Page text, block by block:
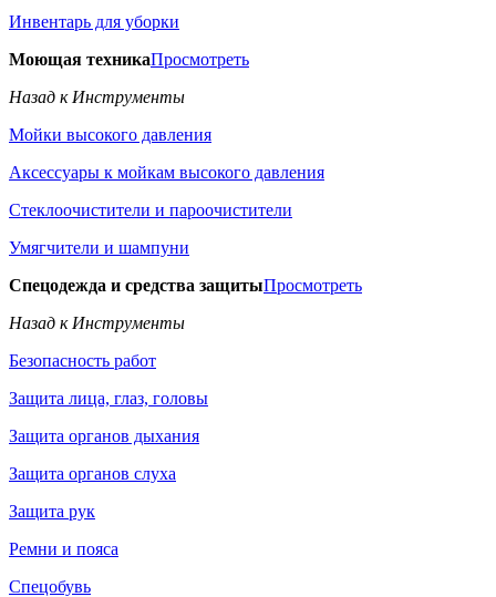
Инвентарь для уборки
Моющая техникаПросмотреть
Назад к Инструменты
Мойки высокого давления
Аксессуары к мойкам высокого давления
Стеклоочистители и пароочистители
Умягчители и шампуни
Спецодежда и средства защитыПросмотреть
Назад к Инструменты
Безопасность работ
Защита лица, глаз, головы
Защита органов дыхания
Защита органов слуха
Защита рук
Ремни и пояса
Спецобувь